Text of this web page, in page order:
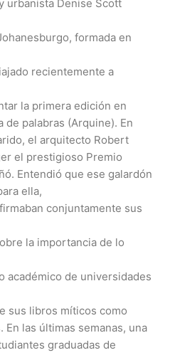
urbanista Denise Scott
formada en
recientemente a
la primera edición en
de palabras (Arquine). En
el arquitecto Robert
el prestigioso Premio
Entendió que ese galardón
ella,
conjuntamente sus
la importancia de lo
académico de universidades
sus libros míticos como
En las últimas semanas, una
graduadas de